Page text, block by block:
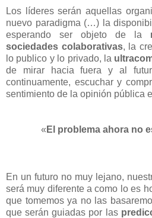
Los líderes serán aquellas
nuevo paradigma (…) la
esperando ser objeto de la
sociedades colaborativas, la
lo publico y lo privado, la
de mirar hacia fuera y al
continuamente, escuchar y
sentimiento de la opinión pública
« El problema ahora no
En un futuro no muy lejano,
será muy diferente a como lo es
que tomemos ya no las
que serán guiadas por las